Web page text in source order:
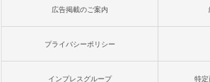
広告掲載のご案内
プライバシーポリシー
インプレスグループ 特定